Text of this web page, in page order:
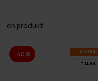
en produkt
-40% SLUT­REA
TILL 9.8.